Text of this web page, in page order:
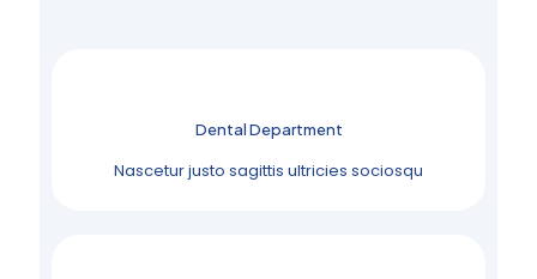
Dental Department
Nascetur justo sagittis ultricies sociosqu